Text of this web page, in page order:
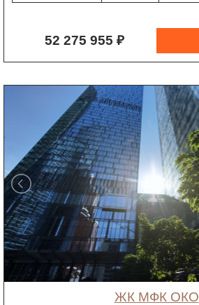
52 275 955 ₽
ЖК МФК ОКО